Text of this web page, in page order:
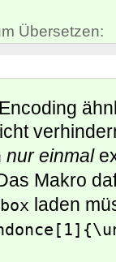
Übersetzen:
nur einmal
Makro
laden